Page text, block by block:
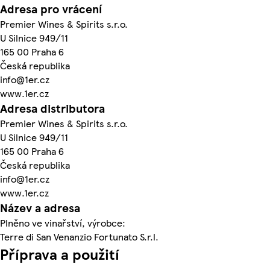
Adresa pro vrácení
Premier Wines & Spirits s.r.o.
U Silnice 949/11
165 00 Praha 6
Česká republika
info@1er.cz
www.1er.cz
Adresa distributora
Premier Wines & Spirits s.r.o.
U Silnice 949/11
165 00 Praha 6
Česká republika
info@1er.cz
www.1er.cz
Název a adresa
Plněno ve vinařství, výrobce:
Terre di San Venanzio Fortunato S.r.l.
Příprava a použití